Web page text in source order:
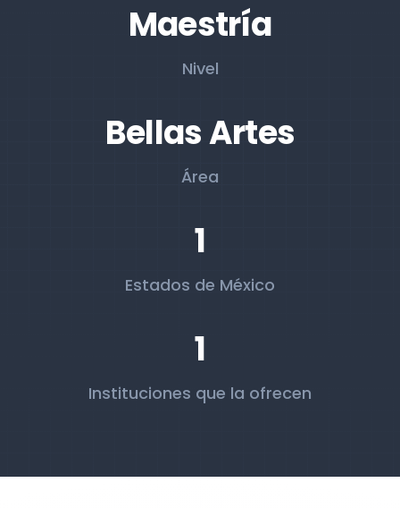
Maestría
Nivel
Bellas Artes
Área
1
Estados de México
1
Instituciones que la ofrecen